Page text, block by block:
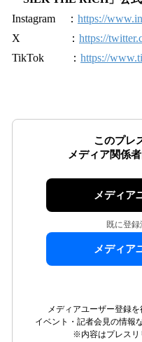
Instagram ： https://
X ： https://
TikTok ： https://
このプレ
メディア関係
メディア
既に登録
メディア
メディアユーザー登録
イベント・記者会見の情報
※内容はプレスリ